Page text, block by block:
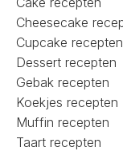
Cheesecake
Cupcake recepten
Dessert recepten
Gebak recepten
Koekjes recepten
Muffin recepten
Taart recepten